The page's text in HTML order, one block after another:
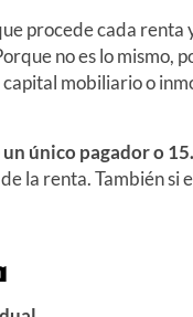
procede cada renta
no es lo mismo,
mobiliario o
único pagador o
la renta.También si